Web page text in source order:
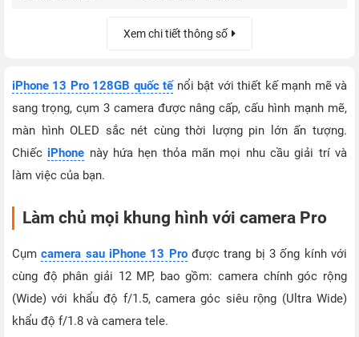
iPhone 13 Pro 128GB quốc tếnổi bật với thiết kế mạnh mẽ và
sang trọng, cụm 3 camera được nâng cấp, cấu hình mạnh mẽ,
màn hình OLED sắc nét cùng thời lượng pin lớn ấn tượng.
Chiếc iPhone này hứa hẹn thỏa mãn mọi nhu cầu giải trí và
làm việc của bạn.
Làm chủ mọi khung hình với camera Pro
Cụmcamera sau iPhone 13 Prođược trang bị 3 ống kính với
cùng độ phân giải 12 MP, bao gồm: camera chính góc rộng
(Wide) với khẩu độ f/1.5, camera góc siêu rộng (Ultra Wide)
khẩu độ f/1.8 và camera tele.
Xem chi tiết thông số